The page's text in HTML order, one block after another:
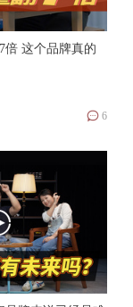
倍 这个品牌真的
6